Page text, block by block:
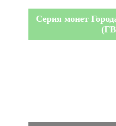
Серия монет